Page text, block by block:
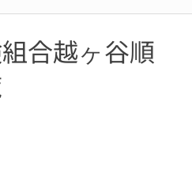
合越ヶ谷順